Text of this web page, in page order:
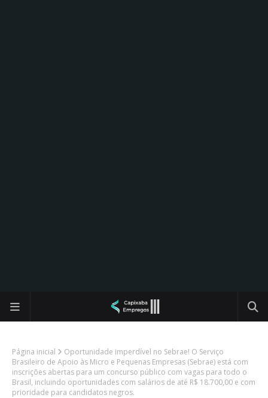
Página inicial
Oportunidade imperdível no Sebrae! O Serviço
Brasileiro de Apoio às Micro e Pequenas Empresas (Sebrae) está com
inscrições abertas para um concurso público com vagas para todo o
Brasil, incluindo oportunidades com salários de até R$ 18.700,00 e com
prioridade para candidatos negros.